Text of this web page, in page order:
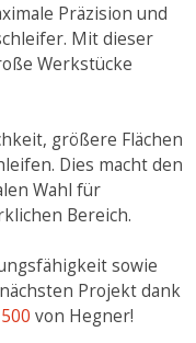
Präzision und
Mit dieser
Werkstücke
größere Flächen
Dies macht den
Wahl für
Bereich.
sowie
Projekt dank
von Hegner!